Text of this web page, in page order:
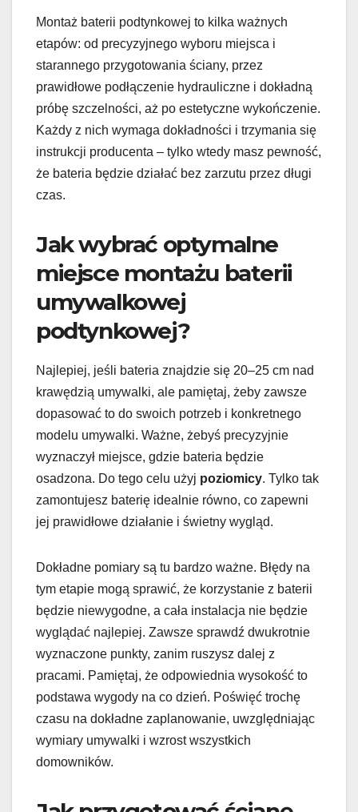
Montaż baterii podtynkowej to kilka ważnych
etapów: od precyzyjnego wyboru miejsca i
starannego przygotowania ściany, przez
prawidłowe podłączenie hydrauliczne i dokładną
próbę szczelności, aż po estetyczne wykończenie.
Każdy z nich wymaga dokładności i trzymania się
instrukcji producenta – tylko wtedy masz pewność,
że bateria będzie działać bez zarzutu przez długi
czas.
Jak wybrać optymalne
miejsce montażu baterii
umywalkowej
podtynkowej?
Najlepiej, jeśli bateria znajdzie się 20–25 cm nad
krawędzią umywalki, ale pamiętaj, żeby zawsze
dopasować to do swoich potrzeb i konkretnego
modelu umywalki. Ważne, żebyś precyzyjnie
wyznaczył miejsce, gdzie bateria będzie
osadzona. Do tego celu użyj poziomicy. Tylko tak
zamontujesz baterię idealnie równo, co zapewni
jej prawidłowe działanie i świetny wygląd.
Dokładne pomiary są tu bardzo ważne. Błędy na
tym etapie mogą sprawić, że korzystanie z baterii
będzie niewygodne, a cała instalacja nie będzie
wyglądać najlepiej. Zawsze sprawdź dwukrotnie
wyznaczone punkty, zanim ruszysz dalej z
pracami. Pamiętaj, że odpowiednia wysokość to
podstawa wygody na co dzień. Poświęć trochę
czasu na dokładne zaplanowanie, uwzględniając
wymiary umywalki i wzrost wszystkich
domowników.